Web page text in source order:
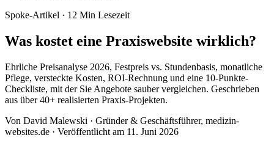
Spoke-Artikel · 12 Min Lesezeit
Was kostet eine Praxiswebsite wirklich?
Ehrliche Preisanalyse 2026, Festpreis vs. Stundenbasis, monatliche
Pflege, versteckte Kosten, ROI-Rechnung und eine 10-Punkte-
Checkliste, mit der Sie Angebote sauber vergleichen. Geschrieben
aus über40+ realisierten Praxis-Projekten.
Von David Malewski · Gründer & Geschäftsführer, medizin-
websites.de · Veröffentlicht am 11. Juni 2026